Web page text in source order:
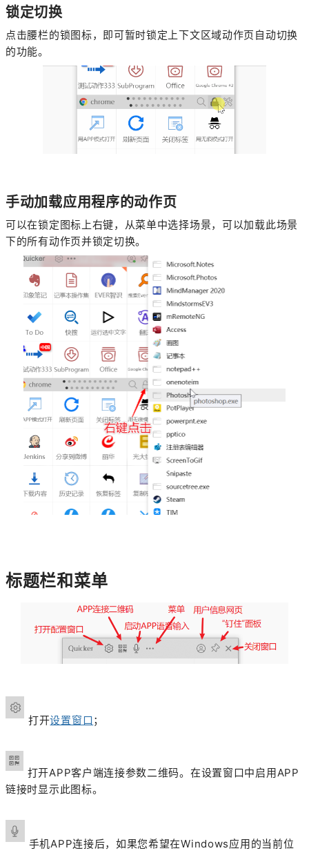
锁定切换
点击腰栏的锁图标，即可暂时锁定上下文区域动作页自动切换
的功能。
手动加载应用程序的动作页
可以在锁定图标上右键，从菜单中选择场景，可以加载此场景
下的所有动作页并锁定切换。
标题栏和菜单
打开设置窗口；
打开APP客户端连接参数二维码。在设置窗口中启用APP
链接时显示此图标。
手机APP连接后，如果您希望在Windows应用的当前位